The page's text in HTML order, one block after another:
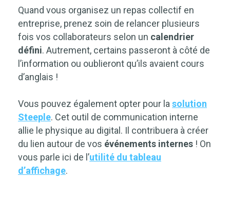
Quand vous organisez un repas collectif en
entreprise, prenez soin de relancer plusieurs
fois vos collaborateurs selon un calendrier
défini. Autrement, certains passeront à côté de
l’information ou oublieront qu’ils avaient cours
d’anglais !
Vous pouvez également opter pour la solution
Steeple. Cet outil de communication interne
allie le physique au digital. Il contribuera à créer
du lien autour de vos événements internes ! On
vous parle ici de l’utilité du tableau
d’affichage.